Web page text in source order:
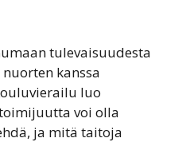
tulevaisuudesta
kanssa
luo
voi olla
ja mitä taitoja